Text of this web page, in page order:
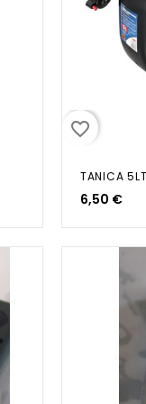
favorite_border
6,50 €